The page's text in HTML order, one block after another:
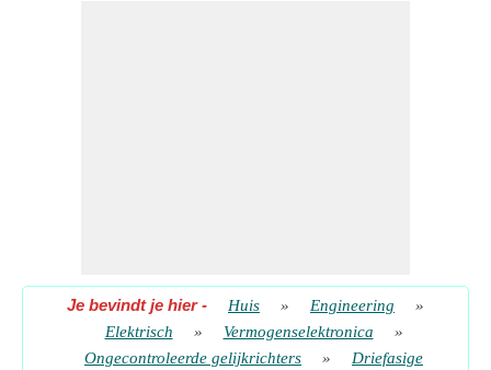
Je bevindt je hier- Huis » Engineering
»
Elektrisch
» Vermogenselektronica
»
Ongecontroleerde gelijkrichters
»
Driefasige